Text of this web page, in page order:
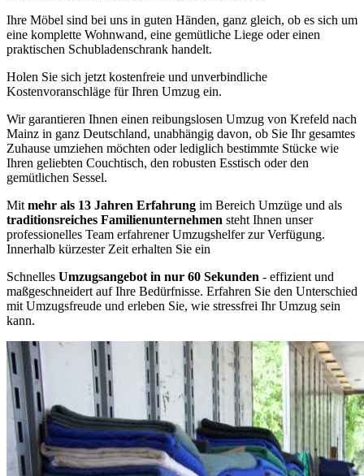
Ihre Möbel sind bei uns in guten Händen, ganz gleich, ob es sich um
eine komplette Wohnwand, eine gemütliche Liege oder einen
praktischen Schubladenschrank handelt.
Holen Sie sich jetzt kostenfreie und unverbindliche
Kostenvoranschläge für Ihren Umzug ein.
Wir garantieren Ihnen einen reibungslosen Umzug von Krefeld nach
Mainz in ganz Deutschland, unabhängig davon, ob Sie Ihr gesamtes
Zuhause umziehen möchten oder lediglich bestimmte Stücke wie
Ihren geliebten Couchtisch, den robusten Esstisch oder den
gemütlichen Sessel.
Mit mehr als 13 Jahren Erfahrung im Bereich Umzüge und als
traditionsreiches Familienunternehmen steht Ihnen unser
professionelles Team erfahrener Umzugshelfer zur Verfügung.
Innerhalb kürzester Zeit erhalten Sie ein
Schnelles Umzugsangebot in nur 60 Sekunden - effizient und
maßgeschneidert auf Ihre Bedürfnisse. Erfahren Sie den Unterschied
mit Umzugsfreude und erleben Sie, wie stressfrei Ihr Umzug sein
kann.